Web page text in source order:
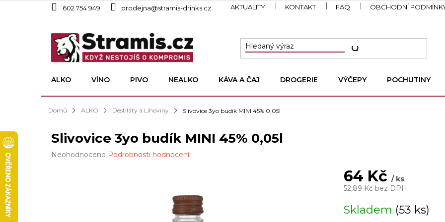
602 754 949 prodejna@stramis-drinks.cz AKTUALITY KONTAKT FAQ OBCHODNÍ
ALKO VÍNO PIVO NEALKO KÁVA A ČAJ DROGERIE VÝČEPY POCHUTINY
Domů ALKO Destiláty a Lihoviny Slivovice 3yo budík MINI 45% 0,05l
Slivovice 3yo budík MINI 45% 0,05l
Průměrné
Neohodnoceno Podrobnosti hodnocení
64 Kč/ ks
52,89 Kč bez DPH
cena:
Skladem (53 ks)